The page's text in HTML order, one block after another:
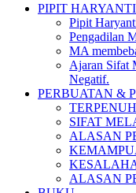
PIPIT
Pipit
Pengadilan
MA
Ajaran Sifat
Negatif.
PERBUATAN &
SIFAT
ALASAN
ALASAN